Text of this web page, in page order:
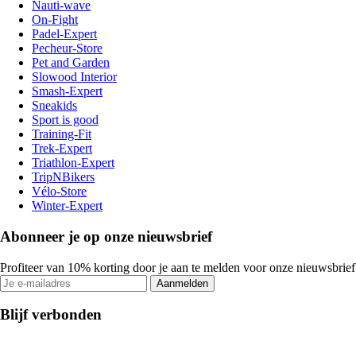
Nauti-wave
On-Fight
Padel-Expert
Pecheur-Store
Pet and Garden
Slowood Interior
Smash-Expert
Sneakids
Sport is good
Training-Fit
Trek-Expert
Triathlon-Expert
TripNBikers
Vélo-Store
Winter-Expert
Abonneer je op onze nieuwsbrief
Profiteer van 10% korting door je aan te melden voor onze nieuwsbrief
Aanmelden
Blijf verbonden